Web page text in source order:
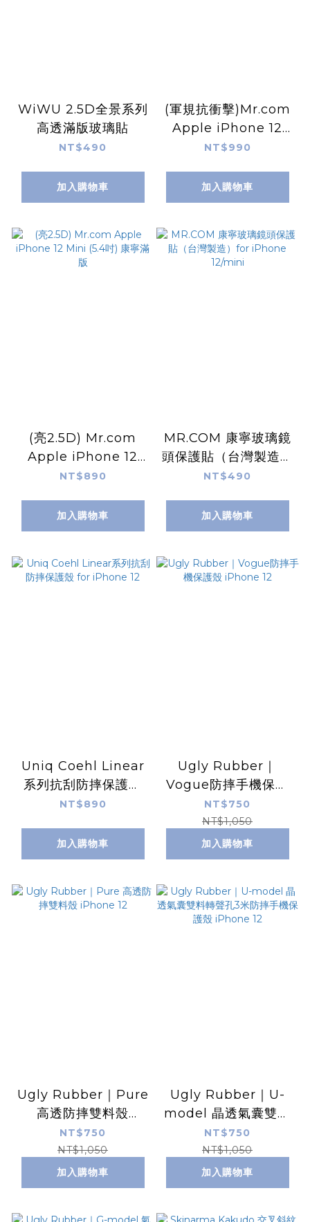
WiWU 2.5D全景系列
高透滿版玻璃貼
NT$490
加入購物車
(軍規抗衝擊)Mr.com
Apple iPhone 12
Mini(5.4吋) 軍規抗衝
NT$990
加入購物車
(亮2.5D) Mr.com
Apple iPhone 12
Mini (5.4吋) 康寧滿
NT$890
加入購物車
MR.COM 康寧玻璃鏡
頭保護貼（台灣製造）
for iPhone 12/mini
NT$490
加入購物車
Uniq Coehl Linear
系列抗刮防摔保護殼
for iPhone 12
NT$890
加入購物車
Ugly Rubber｜
Vogue防摔手機保護
殼 iPhone 12
NT$750
NT$1,050
加入購物車
Ugly Rubber｜Pure
高透防摔雙料殼
iPhone 12
NT$750
NT$1,050
加入購物車
Ugly Rubber｜U-
model 晶透氣囊雙料
轉聲孔3米防摔手機保
護殼 iPhone 12
NT$750
NT$1,050
加入購物車